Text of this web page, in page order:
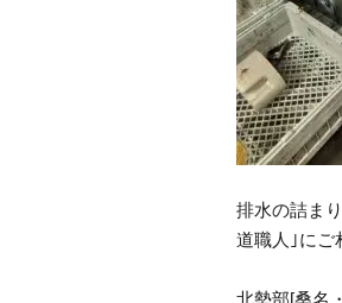
排水の詰ま
道職人｣にご
北勢部[桑名